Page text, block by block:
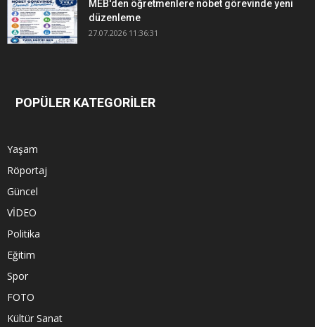
MEB'den öğretmenlere nöbet görevinde yeni
düzenleme
27.07.2026 11:36:31
POPÜLER KATEGORİLER
Yaşam
Röportaj
Güncel
VİDEO
Politika
Eğitim
Spor
FOTO
Kültür Sanat